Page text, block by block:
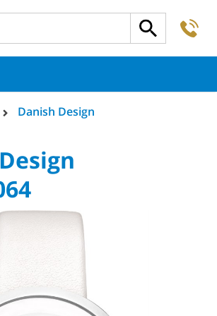
Danish Design